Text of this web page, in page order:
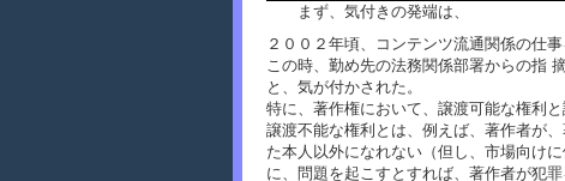
まず、気付きの発端は、
２００２年頃、コンテンツ流通関係の仕
この時、勤め先の法務関係部署からの指
と、気が付かされた。
特に、著作権において、譲渡可能な権利
譲渡不能な権利とは、例えば、著作者が
た本人以外になれない（但し、市場向け
に、問題を起こすとすれば、著作者が犯